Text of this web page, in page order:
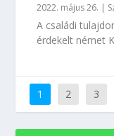
2022. május 26. |
A családi
érdekelt német
1 2 3